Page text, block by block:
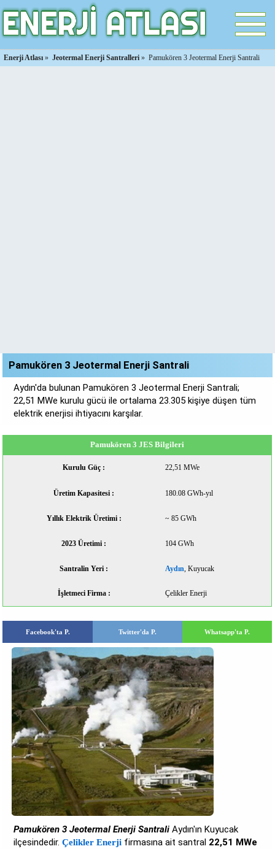
Enerji Atlası » Jeotermal Enerji Santralleri » Pamukören 3 Jeotermal Enerji Santrali
Pamukören 3 Jeotermal Enerji Santrali
Aydın'da bulunan Pamukören 3 Jeotermal Enerji Santrali;
22,51 MWe kurulu gücü ile ortalama 23.305 kişiye düşen tüm
elektrik enerjisi ihtiyacını karşılar.
Pamukören 3 JES Bilgileri
Kurulu Güç : 22,51 MWe
Üretim Kapasitesi : 180.08 GWh-yıl
Yıllık Elektrik Üretimi : ~ 85 GWh
2023 Üretimi : 104 GWh
Santralin Yeri : Aydın, Kuyucak
İşletmeci Firma : Çelikler Enerji
Facebook'ta P. Twitter'da P. Whatsapp'ta P.
Pamukören 3 Jeotermal Enerji Santrali Aydın'ın Kuyucak
ilçesindedir.Çelikler Enerji firmasına ait santral 22,51 MWe